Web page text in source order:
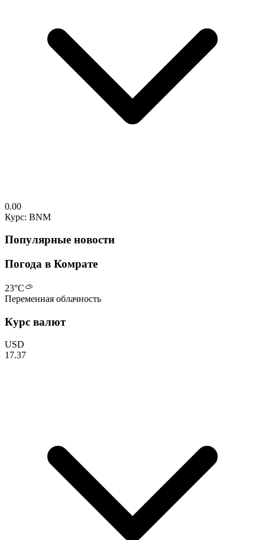
0.00
Курс: BNM
Популярные новости
Погода в Комрате
23°C
Переменная облачность
Курс валют
USD
17.37